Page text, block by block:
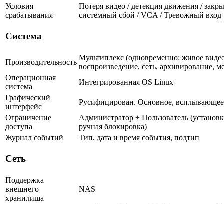
Условия
срабатывания
Потеря видео / детекция движения /
системный сбой / VCA / Тревожный вход
Система
Производительность
Мультиплекс (одновременно: живое
воспроизведение, сеть, архивирование,
Операционная
система
Интегрированная OS Linux
Графический
интерфейс
Русифицирован. Основное,
Ограничение
доступа
Администратор + Пользователь
ручная блокировка)
Журнал событий
Тип, дата и время события, подтип
Сеть
Поддержка
внешнего
хранилища
NAS